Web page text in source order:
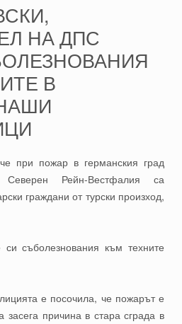
НА ДПС
В
при пожар в германския град
Северен Рейн-Вестфалия са
граждани от турски произход,
си съболезнования към техните
е посочила, че пожарът е
засега причина в стара сграда в